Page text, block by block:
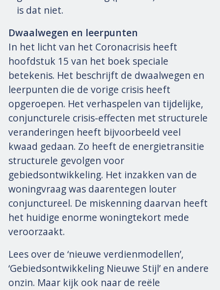
is dat niet.
Dwaalwegen en leerpunten
In het licht van het Coronacrisis heeft
hoofdstuk 15 van het boek speciale
betekenis. Het beschrijft de dwaalwegen en
leerpunten die de vorige crisis heeft
opgeroepen. Het verhaspelen van tijdelijke,
conjuncturele crisis-effecten met structurele
veranderingen heeft bijvoorbeeld veel
kwaad gedaan. Zo heeft de energietransitie
structurele gevolgen voor
gebiedsontwikkeling. Het inzakken van de
woningvraag was daarentegen louter
conjunctureel. De miskenning daarvan heeft
het huidige enorme woningtekort mede
veroorzaakt.
Lees over de ‘nieuwe verdienmodellen’,
‘Gebiedsontwikkeling Nieuwe Stijl’ en andere
onzin. Maar kijk ook naar de reële